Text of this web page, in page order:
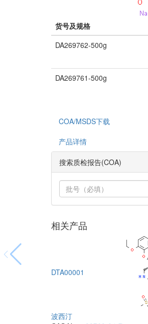
货号及规格
DA269762-500g
DA269761-500g
COA/MSDS下载
产品详情
搜索质检报告(COA)
相关产品
DTA00001
波西汀